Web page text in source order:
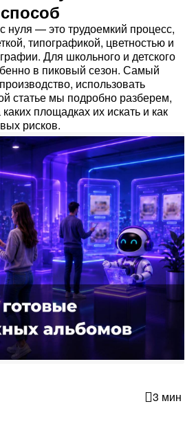
нуля — это трудоемкий процесс,
типографикой, цветностью и
Для школьного и детского
в пиковый сезон. Самый
использовать
статье мы подробно разберем,
площадках их искать и как
рисков.
3 мин